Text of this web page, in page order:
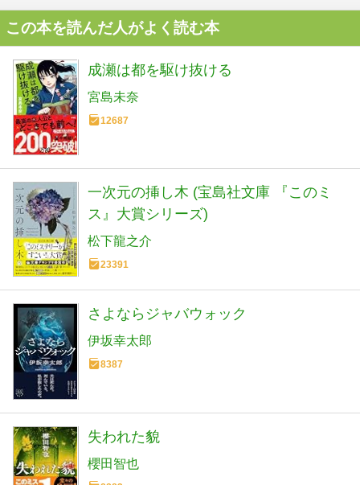
この本を読んだ人がよく読む本
成瀬は都を駆け抜ける
宮島未奈
12687
一次元の挿し木 (宝島社文庫 『このミ
ス』大賞シリーズ)
松下龍之介
23391
さよならジャバウォック
伊坂幸太郎
8387
失われた貌
櫻田智也